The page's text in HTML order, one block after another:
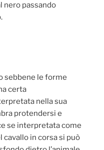
nero passando
sebbene le forme
certa
nella sua
protendersi e
se interpretata come
in corsa si può